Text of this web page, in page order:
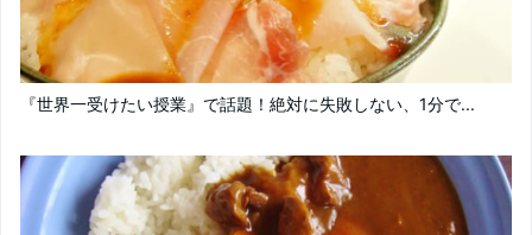
『世界一受けたい授業』で話題！絶対に失敗しない、1分で...